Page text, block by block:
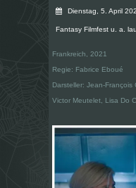
Dienstag, 5. April
Fantasy Filmfest u. a.
Frankreich, 2021
Regie: Fabrice Eboué
Darsteller: Jean-François
Victor Meutelet, Lisa Do